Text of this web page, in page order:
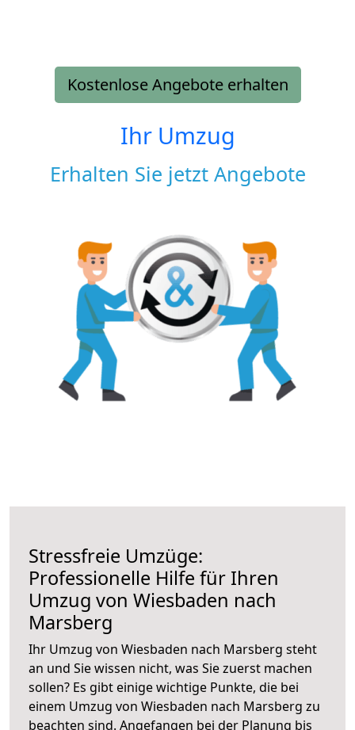
Kostenlose Angebote erhalten
Ihr Umzug
Erhalten Sie jetzt Angebote
Stressfreie Umzüge:
Professionelle Hilfe für Ihren
Umzug von Wiesbaden nach
Marsberg
Ihr Umzug von Wiesbaden nach Marsberg steht
an und Sie wissen nicht, was Sie zuerst machen
sollen? Es gibt einige wichtige Punkte, die bei
einem Umzug von Wiesbaden nach Marsberg zu
beachten sind. Angefangen bei der Planung bis